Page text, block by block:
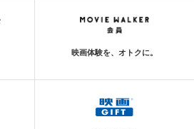
映画体験を、オトクに。